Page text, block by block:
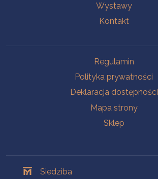
Wystawy
Kontakt
Regulamin
Polityka prywatności
Deklaracja dostępności
Mapa strony
Sklep
Siedziba